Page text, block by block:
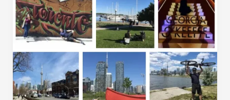
programas
favoritos
no
verão
de
Toronto